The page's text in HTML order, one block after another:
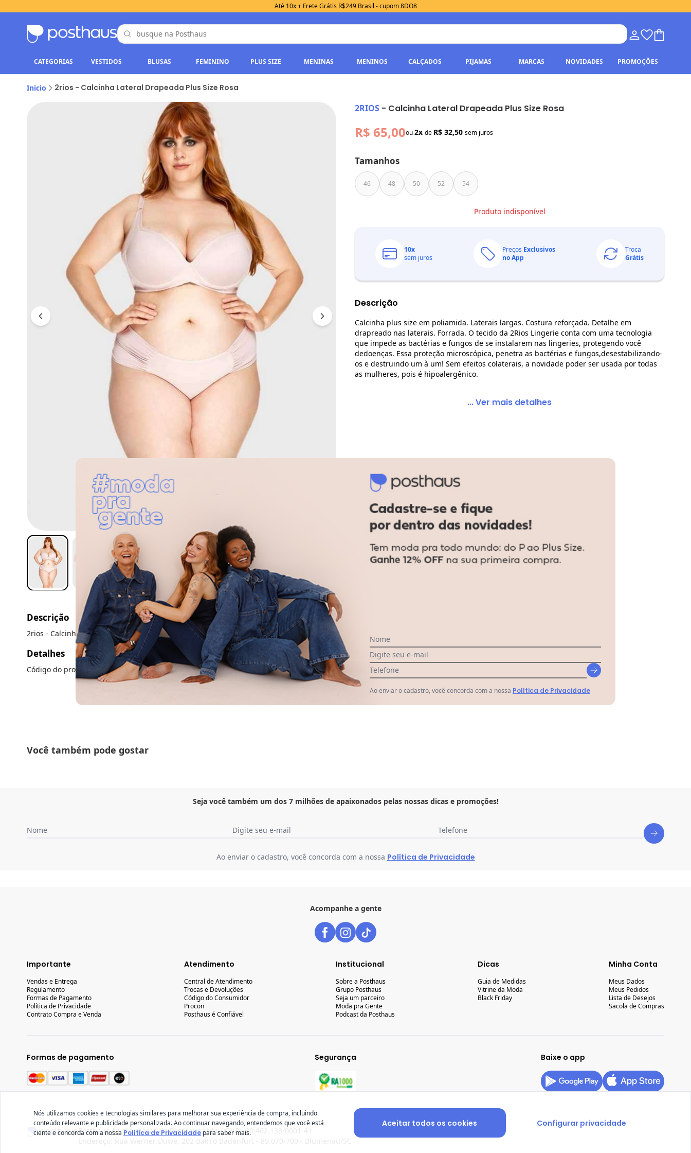
Até 10x + Frete Grátis R$249 Brasil - cupom 8DO8
CATEGORIAS VESTIDOS BLUSAS FEMININO PLUS SIZE MENINAS MENINOS CALÇADOS PIJAMAS MARCAS NOVIDADES PROMOÇÕES
Inicio 2rios - Calcinha Lateral Drapeada Plus Size Rosa
2rios - Calcinha Lateral Drapeada Plus Size Rosa
2RIOS - Calcinha Lateral Drapeada Plus Size Rosa
R$ 65,00ou2x de R$ 32,50 sem juros
Tamanhos
46 48 50 52 54
Produto indisponível
10x
sem juros
Preços Exclusivos
no App
Troca
Grátis
Descrição
Calcinha plus size em poliamida. Laterais largas. Costura reforçada. Detalhe em
drapreado nas laterais. Forrada. O tecido da 2Rios Lingerie conta com uma tecnologia
que impede as bactérias e fungos de se instalarem nas lingeries, protegendo você
dedoenças. Essa proteção microscópica, penetra as bactérias e fungos,desestabilizando-
os e destruindo um à um! Sem efeitos colaterais, a novidade poder ser usada por todas
as mulheres, pois é hipoalergênico.
... Ver mais detalhes
Descrição
2rios - Calcinha Lateral Drapeada Plus Size Rosa
Detalhes
Código do produto: 22318034
Você também pode gostar
Seja você também um dos 7 milhões de apaixonados pelas nossas dicas e promoções!
Nome Digite seu e-mail Telefone
Ao enviar o cadastro, você concorda com a nossa Política de Privacidade
Acompanhe a gente
Importante
Vendas e Entrega
Regulamento
Formas de Pagamento
Política de Privacidade
Contrato Compra e Venda
Atendimento
Central de Atendimento
Trocas e Devoluções
Código do Consumidor
Procon
Posthaus é Confiável
Institucional
Sobre a Posthaus
Grupo Posthaus
Seja um parceiro
Moda pra Gente
Podcast da Posthaus
Dicas
Guia de Medidas
Vitrine da Moda
Black Friday
Minha Conta
Meus Dados
Meus Pedidos
Lista de Desejos
Sacola de Compras
Formas de pagamento Segurança Baixe o app
Posthaus é uma marca da Posthaus Ltda / CNPJ: 80.462.138/0001-41
Nome
Digite seu e-mail
Telefone
Ao enviar o cadastro, você concorda com a nossa Política de Privacidade
Nós utilizamos cookies e tecnologias similares para melhorar sua experiência de compra, incluindo
conteúdo relevante e publicidade personalizada. Ao continuar navegando, entendemos que você está
ciente e concorda com a nossa Política de Privacidade para saber mais.
Aceitar todos os cookies Configurar privacidade